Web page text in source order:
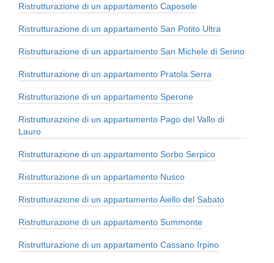
Ristrutturazione di un appartamento Caposele
Ristrutturazione di un appartamento San Potito Ultra
Ristrutturazione di un appartamento San Michele di Serino
Ristrutturazione di un appartamento Pratola Serra
Ristrutturazione di un appartamento Sperone
Ristrutturazione di un appartamento Pago del Vallo di
Lauro
Ristrutturazione di un appartamento Sorbo Serpico
Ristrutturazione di un appartamento Nusco
Ristrutturazione di un appartamento Aiello del Sabato
Ristrutturazione di un appartamento Summonte
Ristrutturazione di un appartamento Cassano Irpino